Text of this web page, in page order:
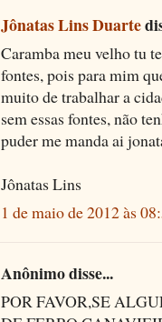
Jônatas Lins Duarte
Caramba meu velho tu
fontes, pois para mim
muito de trabalhar a
sem essas fontes, não
puder me manda ai
Jônatas Lins
1 de maio de 2012 às
Anônimo disse...
POR FAVOR,SE